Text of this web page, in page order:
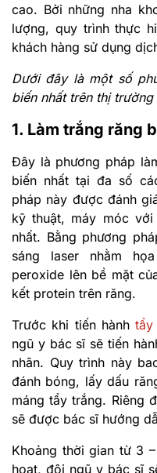
cao. Bởi những nha
lượng, quy trình thực
khách hàng sử dụng
Dưới đây là một số
biến nhất trên thị trường
1. Làm trắng răng
Đây là phương pháp
biến nhất tại đa số
pháp này được đánh
kỹ thuật, máy móc
nhất. Bằng phương
sáng laser nhằm
peroxide lên bề mặt
kết protein trên răng.
Trước khi tiến hànhtẩy
ngũ y bác sĩ sẽ tiến
nhân. Quy trình này
đánh bóng, lấy dấu
máng tẩy trắng. Riêng
sẽ được bác sĩ hướng
Khoảng thời gian từ 3
hoạt, đội ngũ y bác sĩ